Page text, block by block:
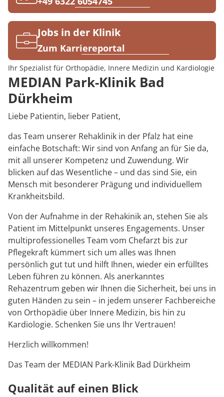
Karriere
Jobs in der Klinik
Zum Karriereportal
Ihr Spezialist für Orthopädie, Innere Medizin und Kardiologie
MEDIAN Park-Klinik Bad
Dürkheim
Liebe Patientin, lieber Patient,
das Team unserer Rehaklinik in der Pfalz hat eine
einfache Botschaft: Wir sind von Anfang an für Sie da,
mit all unserer Kompetenz und Zuwendung. Wir
blicken auf das Wesentliche – und das sind Sie, ein
Mensch mit besonderer Prägung und individuellem
Krankheitsbild.
Von der Aufnahme in der Rehakinik an, stehen Sie als
Patient im Mittelpunkt unseres Engagements. Unser
multiprofessionelles Team vom Chefarzt bis zur
Pflegekraft kümmert sich um alles was Ihnen
persönlich gut tut und hilft Ihnen, wieder ein erfülltes
Leben führen zu können. Als anerkanntes
Rehazentrum geben wir Ihnen die Sicherheit, bei uns in
guten Händen zu sein – in jedem unserer Fachbereiche
von Orthopädie über Innere Medizin, bis hin zu
Kardiologie. Schenken Sie uns Ihr Vertrauen!
Herzlich willkommen!
Das Team der MEDIAN Park-Klinik Bad Dürkheim
Qualität auf einen Blick